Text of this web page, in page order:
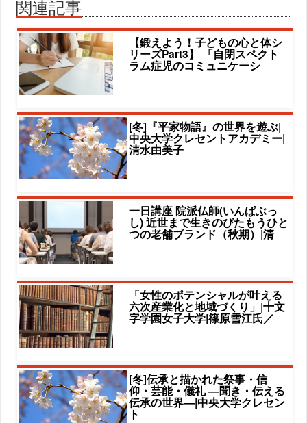
関連記事
【鍛えよう！子どもの心と体シ
リーズPart3】 「自閉スペクト
ラム症児のコミュニケーシ
[冬]『平家物語』の世界を遊ぶ|
中央大学クレセントアカデミー|
清水由美子
一日講座 院派仏師(いんぱぶっ
し) 近世まで生きのびたもうひと
つの老舗ブランド（秋期）|清
「女性のポテンシャルが叶える
六次産業化と地域づくり」|十文
字学園女子大学|篠原雪江氏／
[冬]伝承と描かれた祭事・信
仰・芸能・儀礼 ―聞き・伝える
伝承の世界―|中央大学クレセン
ト